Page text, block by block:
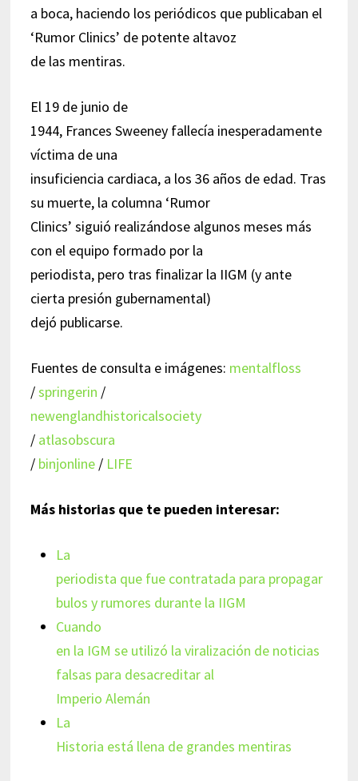
a boca, haciendo los periódicos que publicaban el
‘Rumor Clinics’ de potente altavoz
de las mentiras.
El 19 de junio de
1944, Frances Sweeney fallecía inesperadamente
víctima de una
insuficiencia cardiaca, a los 36 años de edad. Tras
su muerte, la columna ‘Rumor
Clinics’ siguió realizándose algunos meses más
con el equipo formado por la
periodista, pero tras finalizar la IIGM (y ante
cierta presión gubernamental)
dejó publicarse.
Fuentes de consulta e imágenes: mentalfloss
/springerin /
newenglandhistoricalsociety
/ atlasobscura
/ binjonline/ LIFE
Más historias que te pueden interesar:
La
periodista que fue contratada para propagar
bulos y rumores durante la IIGM
Cuando
en la IGM se utilizó la viralización de noticias
falsas para desacreditar al
Imperio Alemán
La
Historia está llena de grandes mentiras